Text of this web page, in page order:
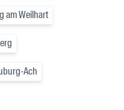
am Weilhart
Ach